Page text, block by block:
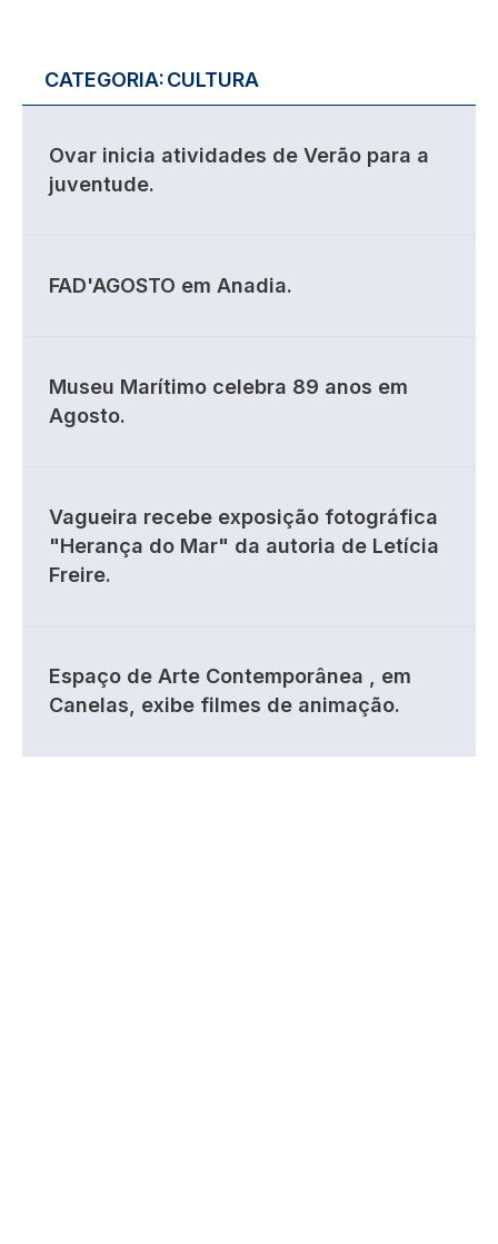
CATEGORIA:CULTURA
Ovar inicia atividades de Verão para a
juventude.
FAD'AGOSTO em Anadia.
Museu Marítimo celebra 89 anos em
Agosto.
Vagueira recebe exposição fotográfica
"Herança do Mar" da autoria de Letícia
Freire.
Espaço de Arte Contemporânea , em
Canelas, exibe filmes de animação.